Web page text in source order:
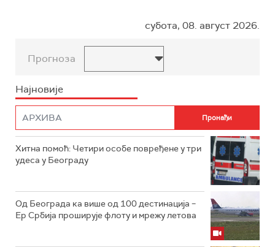
субота, 08. август 2026.
Прогноза
Најновије
Хитна помоћ: Четири особе повређене у три
удеса у Београду
Од Београда ка више од 100 дестинација –
Ер Србија проширује флоту и мрежу летова